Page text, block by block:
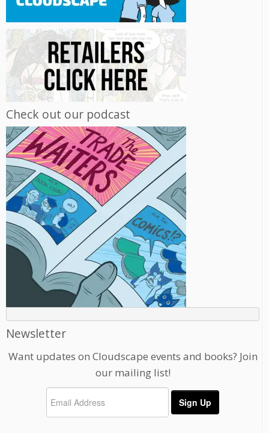
Check out our podcast
Newsletter
Want updates on Cloudscape events and books? Join
our mailing list!